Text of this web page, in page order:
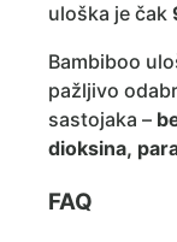
uloška je čak
Bambiboo
pažljivo
sastojaka –
dioksina,
FAQ